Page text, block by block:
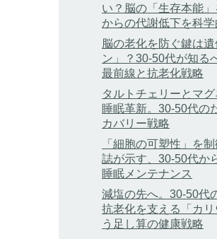
い？脳の「生存本能
からの代謝低下を科
脳の老化を防ぐ鍵は
ン」？30-50代が知る
最前線と抗老化戦略
タルトチェリーとマグ
睡眠革新。30-50代の
カバリー戦略
「細胞の可塑性」を
誌が示す、30-50代か
睡眠メンテナンス
減塩の先へ。30-50代
抗老化を支える「カ
う足し算の健康戦略